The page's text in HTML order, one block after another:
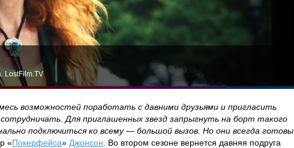
LostFilm.TV
возможностей поработать с давними друзьями и пригласить
Для приглашенных звезд запрыгнуть на борт такого
подключиться ко всему — большой вызов. Но они всегда готовы
«Покерфейса» Джонсон . Во втором сезоне вернется давняя подруга